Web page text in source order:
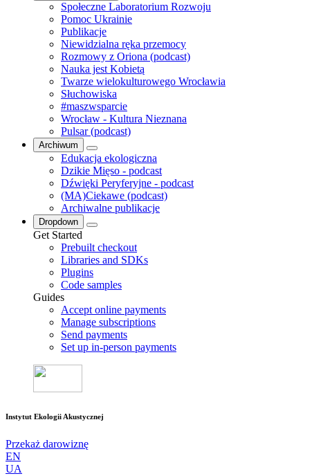
Społeczne Laboratorium Rozwoju
Pomoc Ukrainie
Publikacje
Niewidzialna ręka przemocy
Rozmowy z Oriona (podcast)
Nauka jest Kobietą
Twarze wielokulturowego Wrocławia
Słuchowiska
#maszwsparcie
Wrocław - Kultura Nieznana
Pulsar (podcast)
Archiwum
Edukacja ekologiczna
Dzikie Mięso - podcast
Dźwięki Peryferyjne - podcast
(MA)Ciekawe (podcast)
Archiwalne publikacje
Dropdown
Get Started
Prebuilt checkout
Libraries and SDKs
Plugins
Code samples
Guides
Accept online payments
Manage subscriptions
Send payments
Set up in-person payments
Instytut Ekologii Akustycznej
Przekaż darowiznę
EN
UA